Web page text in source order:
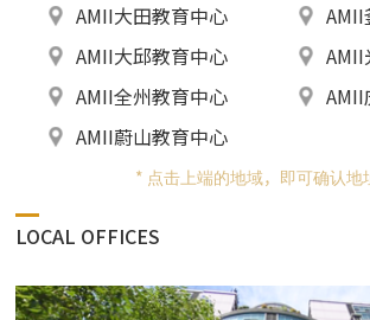
AMII大田教育中心
AMII大邱教育中心
AMII全州教育中心
AMII蔚山教育中心
* 点击上端的地域，即可确认地
LOCAL OFFICES